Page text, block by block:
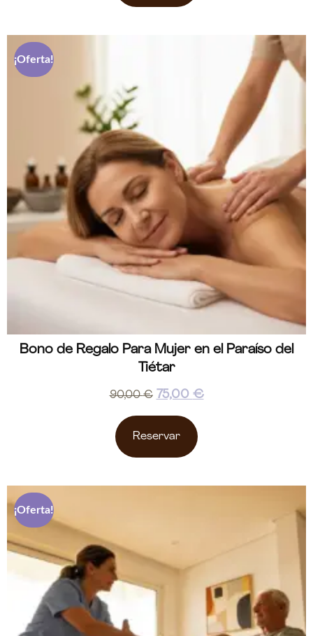
¡Oferta!
Bono de Regalo Para Mujer en el Paraíso del
Tiétar
90,00€ 75,00 €
Reservar
¡Oferta!